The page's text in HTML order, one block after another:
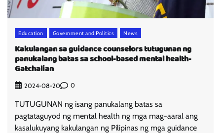
Education Government and Politics News
Kakulangan sa guidance counselors tutugunan ng
panukalang batas sa school-based mental health-
Gatchalian
2024-08-20 0
TUTUGUNAN ng isang panukalang batas sa
pagtataguyod ng mental health ng mga mag-aaral ang
kasalukuyang kakulangan ng Pilipinas ng mga guidance